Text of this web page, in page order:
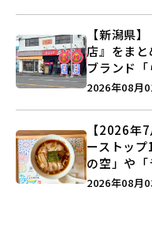
【新潟県
店』をま
ブランド
しょうが
2026年08月
【2026年
ーストッ
の空」や
注目記事
2026年08月